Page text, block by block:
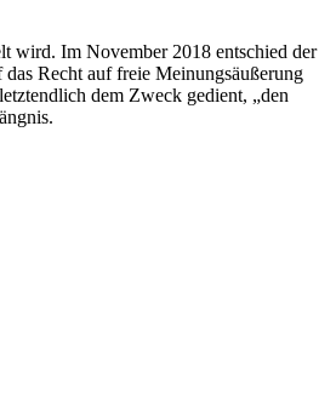
wird. Im November 2018 entschied der
Recht auf freie Meinungsäußerung
dem Zweck gedient, „den